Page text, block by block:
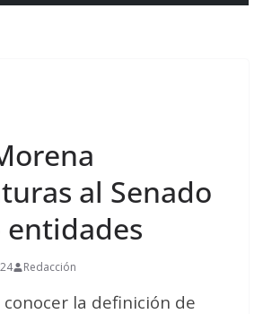
al Senado
entidades
Redacción
la definición de